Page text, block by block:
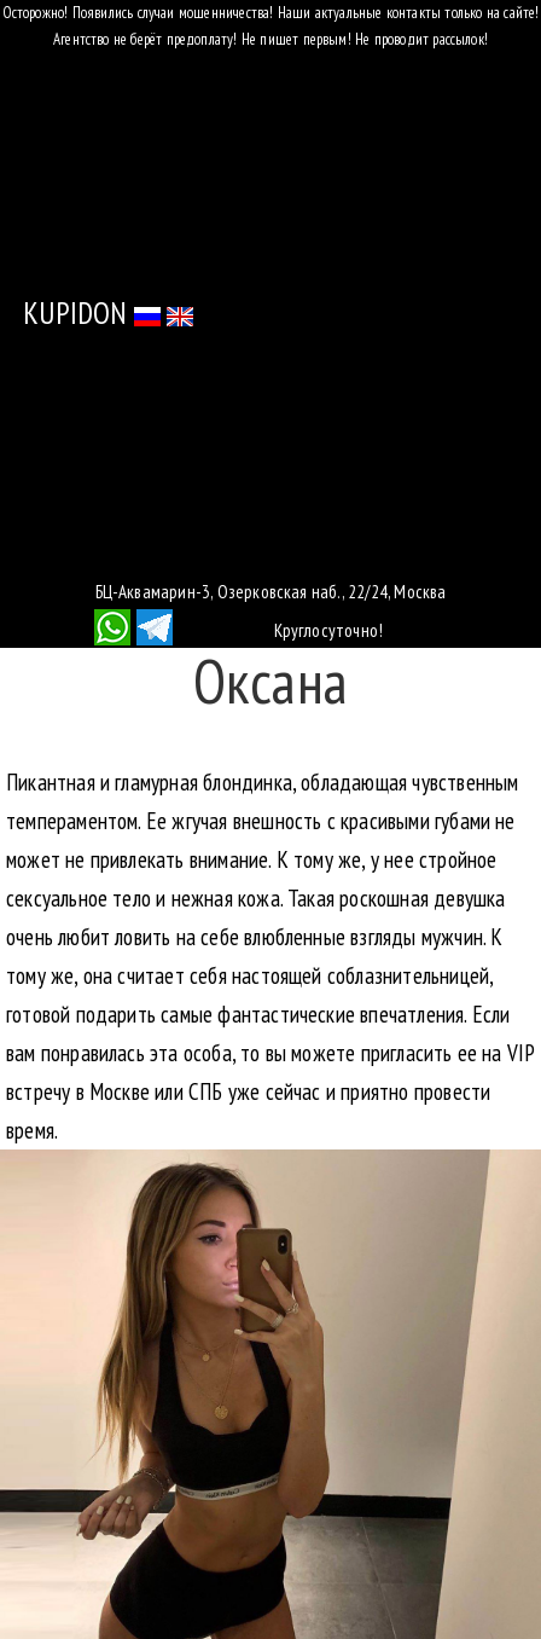
Осторожно! Появились случаи мошенничества! Наши актуальные контакты только на сайте!
Агентство не берёт предоплату! Не пишет первым! Не проводит рассылок!
KUPIDON
БЦ-Аквамарин-3, Озерковская наб., 22/24, Москва
Круглосуточно!
Оксана
Пикантная и гламурная блондинка, обладающая чувственным
темпераментом. Ее жгучая внешность с красивыми губами не
может не привлекать внимание. К тому же, у нее стройное
сексуальное тело и нежная кожа. Такая роскошная девушка
очень любит ловить на себе влюбленные взгляды мужчин. К
тому же, она считает себя настоящей соблазнительницей,
готовой подарить самые фантастические впечатления. Если
вам понравилась эта особа, то вы можете пригласить ее на VIP
встречу в Москве или СПБ уже сейчас и приятно провести
время.